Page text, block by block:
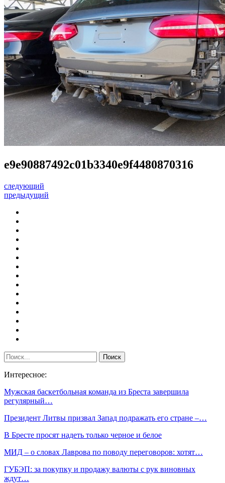
e9e90887492c01b3340e9f4480870316
следующий
предыдущий
Интересное:
Мужская баскетбольная команда из Бреста завершила
регулярный…
Президент Литвы призвал Запад подражать его стране –…
В Бресте просят надеть только черное и белое
МИД – о словах Лаврова по поводу переговоров: хотят…
ГУБЭП: за покупку и продажу валюты с рук виновных
ждут…